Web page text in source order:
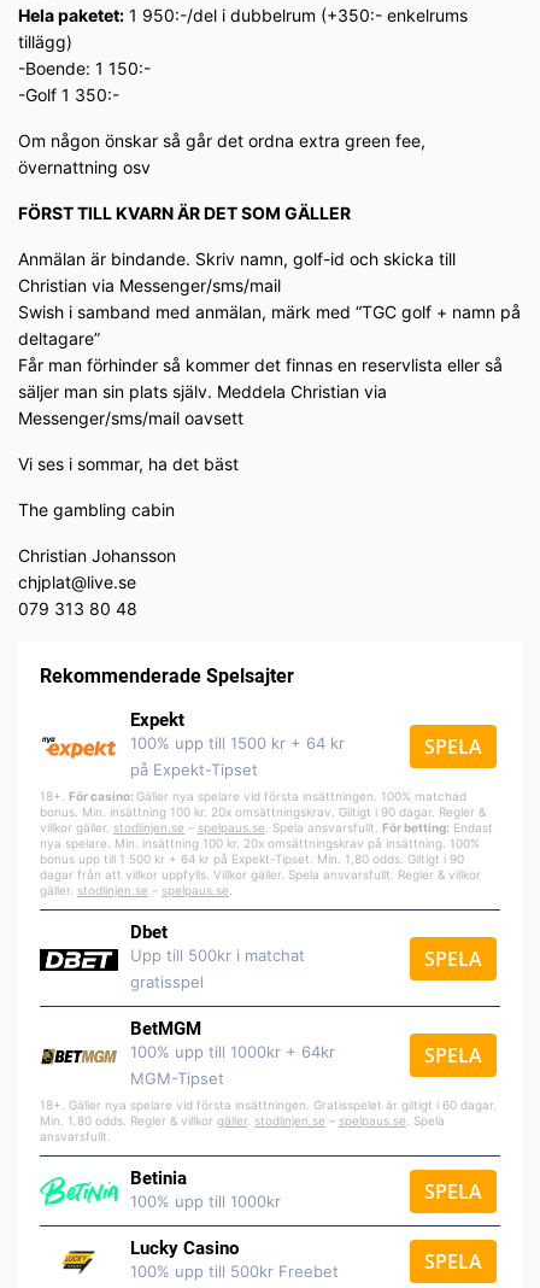
Hela paketet: 1 950:-/del i dubbelrum (+350:- enkelrums
tillägg)
-Boende: 1 150:-
-Golf 1 350:-
Om någon önskar så går det ordna extra green fee,
övernattning osv
FÖRST TILL KVARN ÄR DET SOM GÄLLER
Anmälan är bindande. Skriv namn, golf-id och skicka till
Christian via Messenger/sms/mail
Swish i samband med anmälan, märk med “TGC golf + namn på
deltagare”
Får man förhinder så kommer det finnas en reservlista eller så
säljer man sin plats själv. Meddela Christian via
Messenger/sms/mail oavsett
Vi ses i sommar, ha det bäst
The gambling cabin
Christian Johansson
chjplat@live.se
079 313 80 48
Rekommenderade Spelsajter
Expekt
100% upp till 1500 kr + 64 kr
på Expekt-Tipset
SPELA
18+. För casino: Gäller nya spelare vid första insättningen. 100% matchad
bonus. Min. insättning 100 kr. 20x omsättningskrav. Giltigt i 90 dagar. Regler &
villkor gäller. stodlinjen.se – spelpaus.se . Spela ansvarsfullt. För betting: Endast
nya spelare. Min. insättning 100 kr. 20x omsättningskrav på insättning. 100%
bonus upp till 1 500 kr + 64 kr på Expekt-Tipset. Min. 1,80 odds. Giltigt i 90
dagar från att villkor uppfylls. Villkor gäller. Spela ansvarsfullt. Regler & villkor
gäller. stodlinjen.se – spelpaus.se
Dbet
Upp till 500kr i matchat
gratisspel
SPELA
BetMGM
100% upp till 1000kr + 64kr
MGM-Tipset
SPELA
18+. Gäller nya spelare vid första insättningen. Gratisspelet är giltigt i 60 dagar.
Min. 1.80 odds. Regler & villkor gäller stodlinjen.se – spelpaus.se . Spela
ansvarsfullt.
Betinia
100% upp till 1000kr SPELA
Lucky Casino
100% upp till 500kr Freebet SPELA